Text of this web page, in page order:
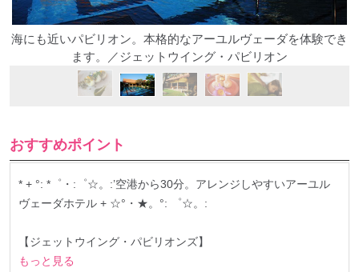
海にも近いパビリオン。本格的なアーユルヴェーダを体験でき
ます。／ジェットウイング・パビリオン
おすすめポイント
* + °: *゜・:゜☆。:’空港から30分。アレンジしやすいアーユル
ヴェーダホテル + ☆°・★。°: ゜☆。:
【ジェットウイング・パビリオンズ】
もっと見る